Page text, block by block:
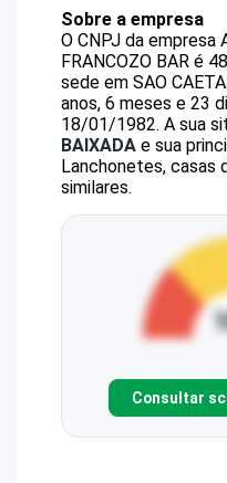
Sobre a empresa
O CNPJ da empresa
FRANCOZO BAR é
sede em SAO
anos, 6 meses e 23
18/01/1982. A sua
BAIXADA e sua
Lanchonetes, casas
similares.
Consultar